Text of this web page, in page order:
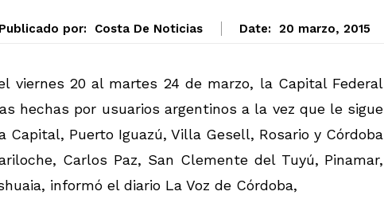
Publicado por: Costa De Noticias Date: 20 marzo, 2015
viernes 20 al martes 24 de marzo, la Capital Federal
hechas por usuarios argentinos a la vez que le sigue
Puerto Iguazú, Villa Gesell, Rosario y Córdoba
Carlos Paz, San Clemente del Tuyú, Pinamar,
informó el diario La Voz de Córdoba,